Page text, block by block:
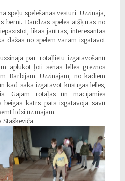
spēļu spēlēšanas vēsturi. Uzzināja,
bērni. Daudzas spēles atšķīrās no
likās jautras, interesantas
dažas no spēlēm varam izgatavot
par rotaļlietu izgatavošanu
aplūkot ļoti senas lelles greznos
Bārbijām. Uzzinājām, no kādiem
kad sāka izgatavot kustīgās lelles,
Gājām rotaļās un mācījāmies
beigās katrs pats izgatavoja savu
līdzi uz mājām.
Staškeviča.